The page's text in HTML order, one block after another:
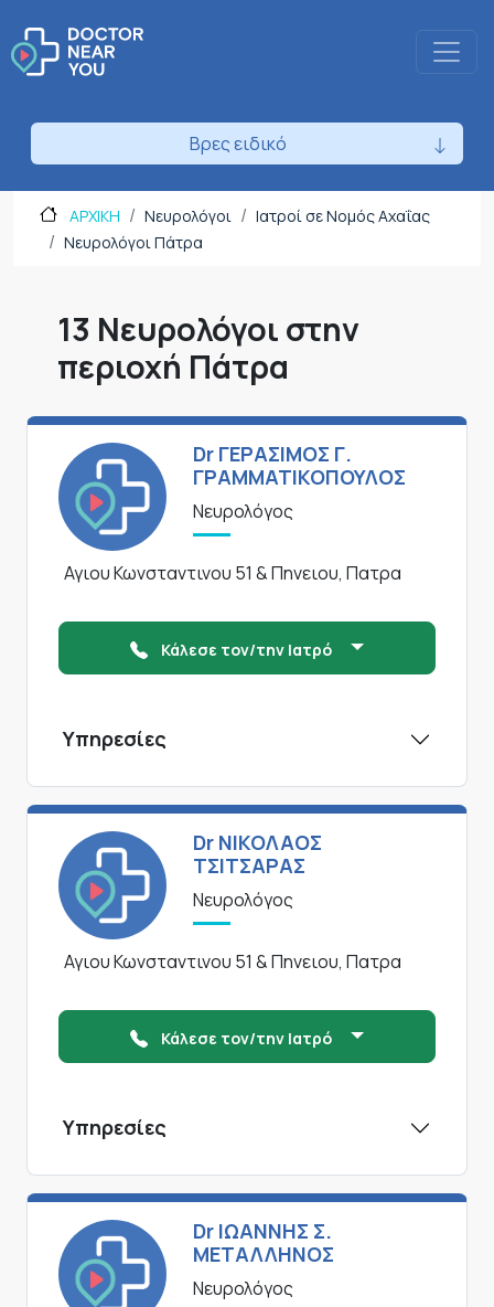
Βρες ειδικό
ΑΡΧΙΚΗ Νευρολόγοι
Ιατροί σε Νομός Αχαΐας
Νευρολόγοι Πάτρα
13 Νευρολόγοι στην
περιοχή Πάτρα
Dr ΓΕΡΑΣΙΜΟΣ Γ.
ΓΡΑΜΜΑΤΙΚΟΠΟΥΛΟΣ
Νευρολόγος
Αγιου Κωνσταντινου 51 & Πηνειου, Πατρα
Κάλεσε τον/την Ιατρό
Υπηρεσίες
Dr ΝΙΚΟΛΑΟΣ
ΤΣΙΤΣΑΡΑΣ
Νευρολόγος
Αγιου Κωνσταντινου 51 & Πηνειου, Πατρα
Κάλεσε τον/την Ιατρό
Υπηρεσίες
Dr ΙΩΑΝΝΗΣ Σ.
ΜΕΤΑΛΛΗΝΟΣ
Νευρολόγος